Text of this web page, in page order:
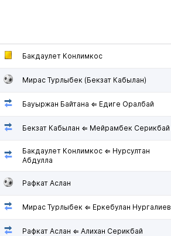
Бакдаулет Конлимкос
Мирас Турлыбек (Бекзат Кабылан)
Бауыржан Байтана ⇐ Едиге Оралбай
Бекзат Кабылан ⇐ Мейрамбек Серикбай
Бакдаулет Конлимкос ⇐ Нурсултан
Абдулла
Рафкат Аслан
Мирас Турлыбек ⇐ Еркебулан Нургалиев
Рафкат Аслан ⇐ Алихан Серикбай